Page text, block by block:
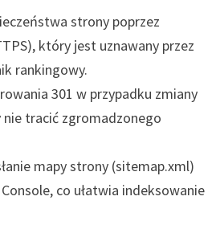
strony poprzez
który jest uznawany przez
rankingowy.
301 w przypadku zmiany
nie tracić zgromadzonego
mapy strony (sitemap.xml)
co ułatwia indeksowanie